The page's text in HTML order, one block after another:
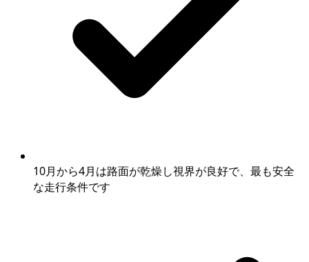
10月から4月は路面が乾燥し視界が良好で、最も安全
な走行条件です